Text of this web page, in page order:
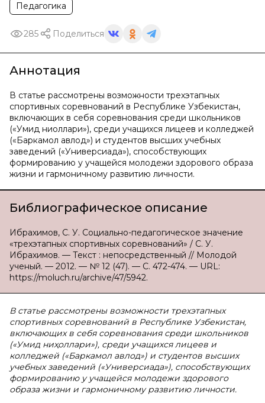
Педагогика
285 Поделиться
Аннотация
В статье рассмотрены возможности трехэтапных
спортивных соревнований в Республике Узбекистан,
включающих в себя соревнования среди школьников
(«Умид ниҳоллари»), среди учащихся лицеев и колледжей
(«Баркамол авлод») и студентов высших учебных
заведений («Универсиада»), способствующих
формированию у учащейся молодежи здорового образа
жизни и гармоничному развитию личности.
Библиографическое описание
Ибрахимов, С. У. Социально-педагогическое значение
«трехэтапных спортивных соревнований» / С. У.
Ибрахимов. — Текст : непосредственный // Молодой
ученый. — 2012. — № 12 (47). — С. 472-474. — URL:
https://moluch.ru/archive/47/5942.
В статье рассмотрены возможности трехэтапных
спортивных соревнований в Республике Узбекистан,
включающих в себя соревнования среди школьников
(«Умид ниҳоллари»), среди учащихся лицеев и
колледжей («Баркамол авлод») и студентов высших
учебных заведений («Универсиада»), способствующих
формированию у учащейся молодежи здорового
образа жизни и гармоничному развитию личности.